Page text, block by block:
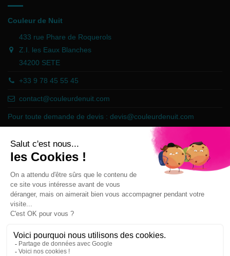
Couleur de Nuit
433 rue Phare de Roquerols
Z.I. les Eaux Blanches
34200 SETE
+33 9 78 45 55 45
contact@couleurdenuit.com
Pour toute demande de devis : devis@couleurdenuit.com
Marchand approuvé par la Société des Avis Garantis,cliquez ici pour
vérifier .
Follow us
Newsletter